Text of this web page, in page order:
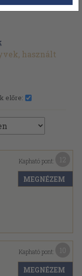
használt
előre:
Kapható pont:
MEGNÉZEM
Kapható pont:
MEGNÉZEM